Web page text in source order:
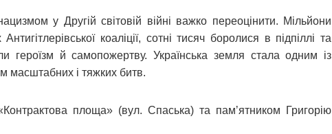
у Другій світовій війні важко переоцінити. Мільйони
коаліції, сотні тисяч боролися в підпіллі та
героїзм й самопожертву. Українська земля стала одним із
масштабних і тяжких битв.
площа» (вул. Спаська) та памʼятником Григорію